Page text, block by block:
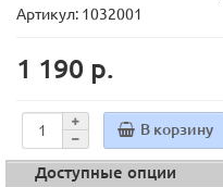
Артикул: 1032001
1 190 р.
В корзину
Доступные опции